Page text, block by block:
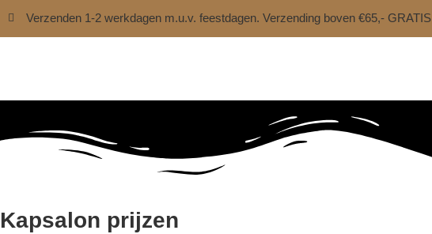
Verzenden 1-2 werkdagen m.u.v. feestdagen. Verzending boven €65,- GRATIS
Kapsalon prijzen